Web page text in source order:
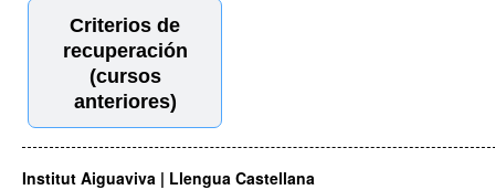
Criterios de
recuperación
(cursos
anteriores)
Institut Aiguaviva | Llengua Castellana